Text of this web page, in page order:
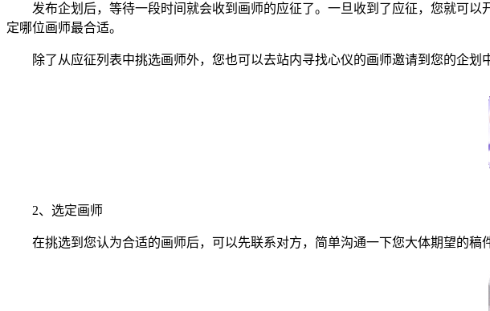
发布企划后，等待一段时间就会收到画师的应征了。一旦收到了应征，您就可以
定哪位画师最合适。
除了从应征列表中挑选画师外，您也可以去站内寻找心仪的画师邀请到您的企划中
2、选定画师
在挑选到您认为合适的画师后，可以先联系对方，简单沟通一下您大体期望的稿